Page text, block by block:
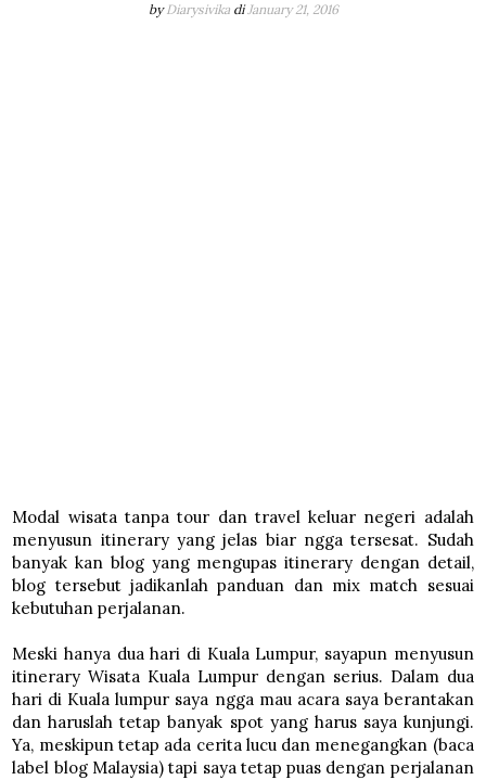
by Diarysivika diJanuary 21, 2016
Modal wisata tanpa tour dan travel keluar negeri adalah
menyusun itinerary yang jelas biar ngga tersesat. Sudah
banyak kan blog yang mengupas itinerary dengan detail,
blog tersebut jadikanlah panduan dan mix match sesuai
kebutuhan perjalanan.
Meski hanya dua hari di Kuala Lumpur, sayapun menyusun
itinerary Wisata Kuala Lumpur dengan serius. Dalam dua
hari di Kuala lumpur saya ngga mau acara saya berantakan
dan haruslah tetap banyak spot yang harus saya kunjungi.
Ya, meskipun tetap ada cerita lucu dan menegangkan (baca
label blog Malaysia) tapi saya tetap puas dengan perjalanan